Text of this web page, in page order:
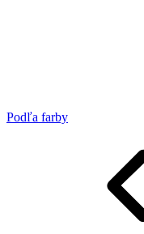
Podľa farby